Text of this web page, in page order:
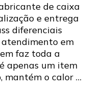
de caixa
e entrega
diferenciais
em
faz toda a
apenas um item
mantém o calor …